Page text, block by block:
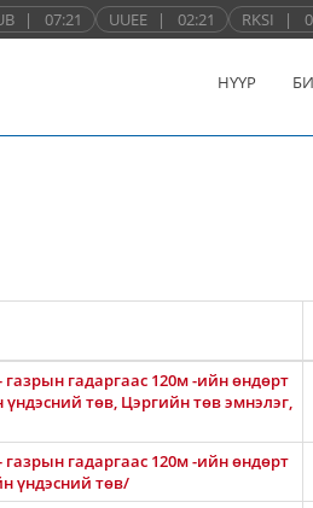
| 07:21 UUEE | 02:21 RKSI |
НҮҮР
гадаргаас 120м -ийн өндөрт
төв, Цэргийн төв эмнэлэг,
гадаргаас 120м -ийн өндөрт
үндэсний төв/